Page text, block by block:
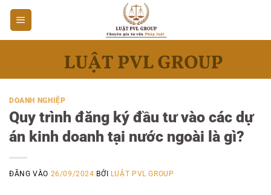
Bỏ
qua
nội
DOANH NGHIỆP
Quy trình đăng ký đầu tư vào các dự
án kinh doanh tại nước ngoài là gì?
ĐĂNG VÀO 26/09/2024 BỞI LUẬT PVL GROUP